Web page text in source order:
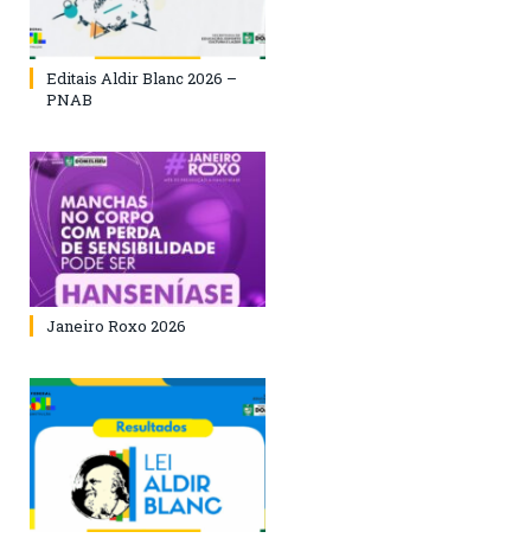
Editais Aldir Blanc 2026 –
PNAB
Janeiro Roxo 2026